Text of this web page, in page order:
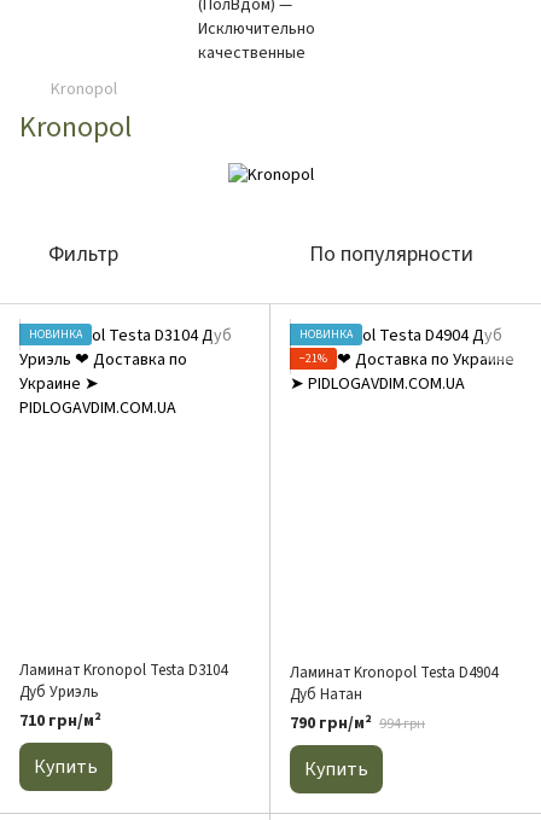
Kronopol
Kronopol
Фильтр По популярности
НОВИНКА
Ламинат Kronopol Testa D3104
Дуб Уриэль
710 грн/м²
Купить
НОВИНКА
−21%
Ламинат Kronopol Testa D4904
Дуб Натан
790 грн/м² 994 грн
Купить